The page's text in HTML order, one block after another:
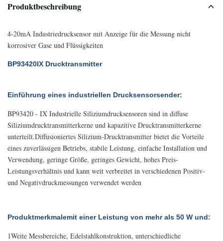
Produktbeschreibung
4-20mA Industriedrucksensor mit Anzeige für die Messung nicht
korrosiver Gase und Flüssigkeiten
BP93420IX Drucktransmitter
Einführung eines industriellen Drucksensorsender:
BP93420 - IX Industrielle Siliziumdrucksensoren sind in diffuse
Siliziumdrucktransmitterkerne und kapazitive Drucktransmitterkerne
unterteilt.Diffusioniertes Silizium-Drucktransmitter bietet die Vorteile
eines zuverlässigen Betriebs, stabile Leistung, einfache Installation und
Verwendung, geringe Größe, geringes Gewicht, hohes Preis-
Leistungsverhältnis und kann weit verbreitet in verschiedenen Positiv-
und Negativdruckmessungen verwendet werden
Produktmerkmalemit einer Leistung von mehr als 50 W und:
1Weite Messbereiche, Edelstahlkonstruktion, unterschiedliche